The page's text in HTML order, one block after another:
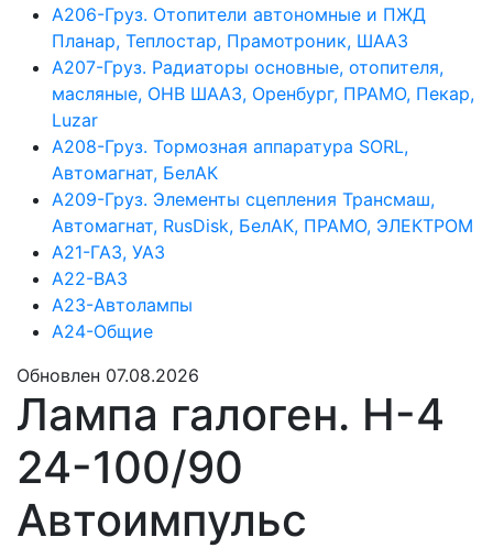
А206-Груз. Отопители автономные и ПЖД
Планар, Теплостар, Прамотроник, ШААЗ
А207-Груз. Радиаторы основные, отопителя,
масляные, ОНВ ШААЗ, Оренбург, ПРАМО, Пекар,
Luzar
А208-Груз. Тормозная аппаратура SORL,
Автомагнат, БелАК
А209-Груз. Элементы сцепления Трансмаш,
Автомагнат, RusDisk, БелАК, ПРАМО, ЭЛЕКТРОМ
А21-ГАЗ, УАЗ
А22-ВАЗ
А23-Автолампы
А24-Общие
Обновлен 07.08.2026
Лампа галоген. Н-4
24-100/90
Автоимпульс